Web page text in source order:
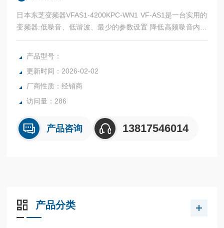
日本东芝变频器VFAS1-4200KPC-WN1 VF-AS1是一台实用的
变频器:低噪音、低谐波、最少的参数设置 降低高频噪音内置
噪音滤波器机种可以大幅降低高频噪音。
产品型号：
更新时间：2026-02-02
厂商性质：经销商
访问量：286
产品咨询 13817546014
产品分类